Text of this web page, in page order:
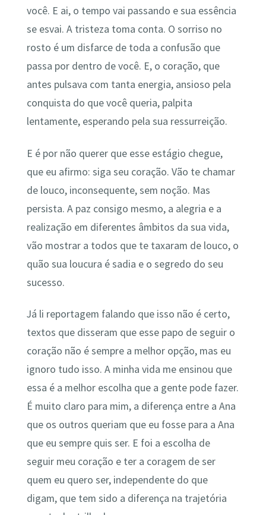
você. E ai, o tempo vai passando e sua essência
se esvai. A tristeza toma conta. O sorriso no
rosto é um disfarce de toda a confusão que
passa por dentro de você. E, o coração, que
antes pulsava com tanta energia, ansioso pela
conquista do que você queria, palpita
lentamente, esperando pela sua ressurreição.
E é por não querer que esse estágio chegue,
que eu afirmo: siga seu coração. Vão te chamar
de louco, inconsequente, sem noção. Mas
persista. A paz consigo mesmo, a alegria e a
realização em diferentes âmbitos da sua vida,
vão mostrar a todos que te taxaram de louco, o
quão sua loucura é sadia e o segredo do seu
sucesso.
Já li reportagem falando que isso não é certo,
textos que disseram que esse papo de seguir o
coração não é sempre a melhor opção, mas eu
ignoro tudo isso. A minha vida me ensinou que
essa é a melhor escolha que a gente pode fazer.
É muito claro para mim, a diferença entre a Ana
que os outros queriam que eu fosse para a Ana
que eu sempre quis ser. E foi a escolha de
seguir meu coração e ter a coragem de ser
quem eu quero ser, independente do que
digam, que tem sido a diferença na trajetória